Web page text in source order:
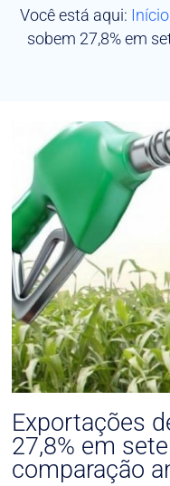
Você está aqui: Início
sobem 27,8% em
Exportações
27,8% em
comparação